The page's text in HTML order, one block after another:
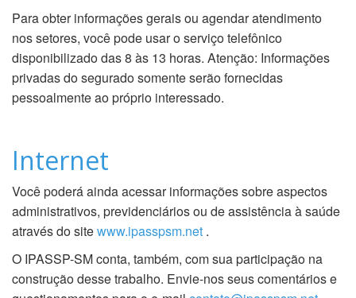
Para obter informações gerais ou agendar atendimento
nos setores, você pode usar o serviço telefônico
disponibilizado das 8 às 13 horas. Atenção: Informações
privadas do segurado somente serão fornecidas
pessoalmente ao próprio interessado.
Internet
Você poderá ainda acessar informações sobre aspectos
administrativos, previdenciários ou de assistência à saúde
através do sitewww.ipasspsm.net .
O IPASSP-SM conta, também, com sua participação na
construção desse trabalho. Envie-nos seus comentários e